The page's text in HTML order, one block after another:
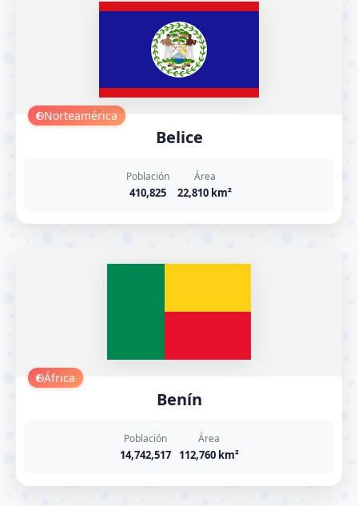
Norteamérica
Belice
Población
410,825
Área
22,810 km²
África
Benín
Población
14,742,517
Área
112,760 km²